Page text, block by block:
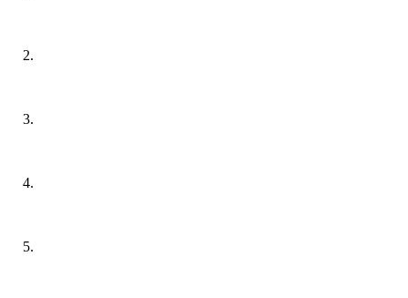
2.
3.
4.
5.